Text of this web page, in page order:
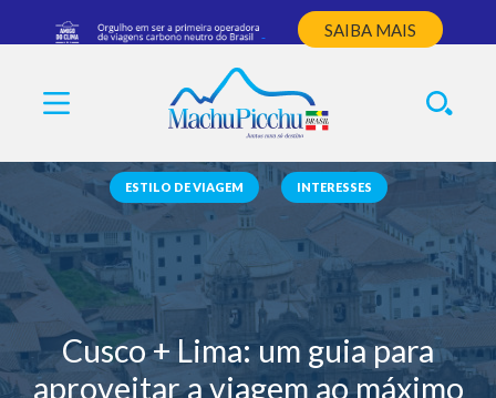
SAIBA MAIS
ESTILO DE VIAGEM INTERESSES
Cusco + Lima: um guia para
aproveitar a viagem ao máximo